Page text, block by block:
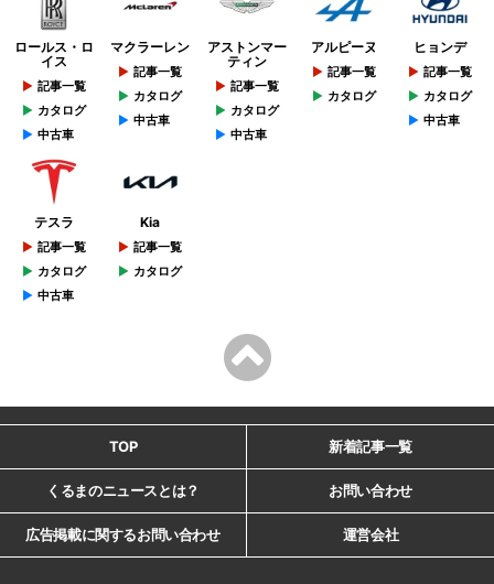
ロールス・ロ
イス
記事一覧
カタログ
中古車
マクラーレン
記事一覧
カタログ
中古車
アストンマー
ティン
記事一覧
カタログ
中古車
アルピーヌ
記事一覧
カタログ
ヒョンデ
記事一覧
カタログ
中古車
テスラ
記事一覧
カタログ
中古車
Kia
記事一覧
カタログ
TOP 新着記事一覧
くるまのニュースとは？ お問い合わせ
広告掲載に関するお問い合わせ 運営会社